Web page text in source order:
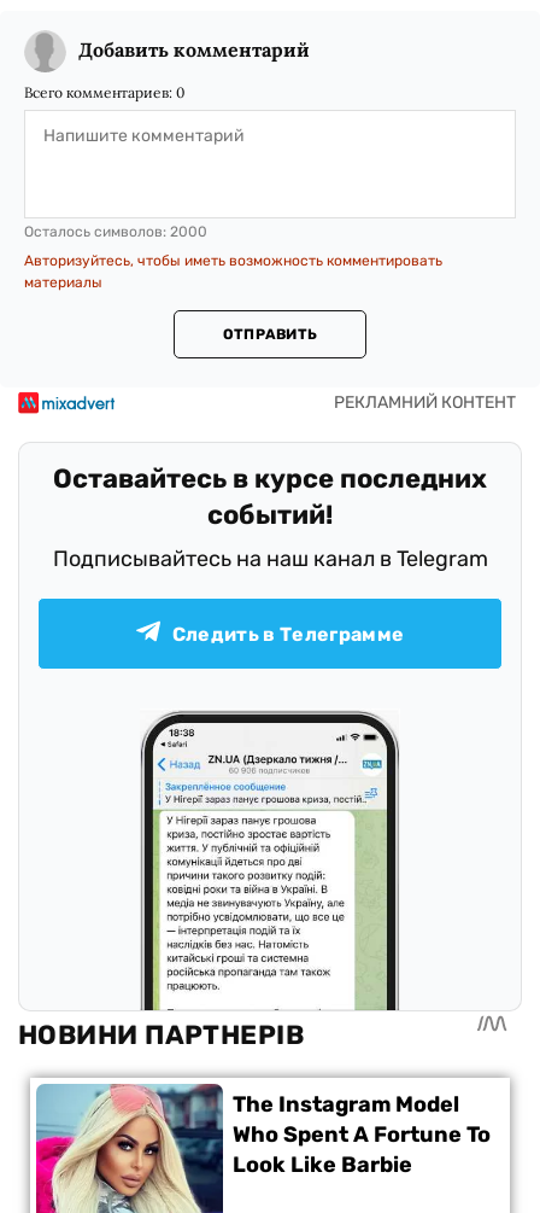
Добавить комментарий
Всего комментариев: 0
Осталось символов: 2000
Авторизуйтесь, чтобы иметь возможность комментировать
материалы
ОТПРАВИТЬ
Оставайтесь в курсе последних
событий!
Подписывайтесь на наш канал в Telegram
Следить в Телеграмме